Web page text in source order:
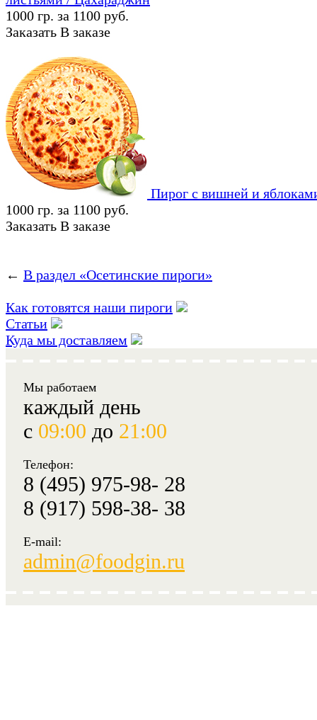
1000 гр. за 1100 руб.
Заказать В заказе
Пирог с вишней и
1000 гр. за 1100 руб.
Заказать В заказе
← В раздел «Осетинские пироги»
Как готовятся наши пироги
Статьи
Куда мы доставляем
Мы работаем
каждый день
с 09:00 до 21:00
Телефон:
8 (495) 975-98- 28
8 (917) 598-38- 38
E-mail:
admin@foodgin.ru